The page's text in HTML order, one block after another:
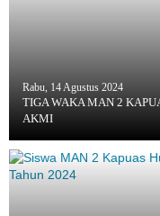
Rabu, 14 Agustus 2024
TIGA WAKA MAN 2
AKMI